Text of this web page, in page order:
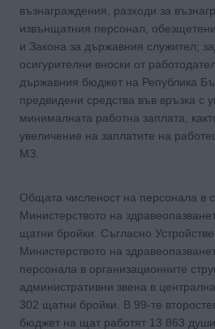
възнаграждения, разходи за
извънщатния персонал,
и Закона за държавния служител;
осигурителни вноски от
държавния бюджет на Република
предвидени средства във връзка с
минималната работна заплата,
увеличение на заплатите на
МЗ.
Общата численост на персонала в
Министерството на
щатни бройки. Съгласно
Министерството на
персонала в организационните
административни звена в
302 щатни бройки. В 99-те
бюджет на щат работят 13 863 души.